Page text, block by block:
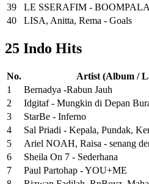
39
LE SSERAFIM - BOOMPALA
40
LISA, Anitta, Rema - Goals
25 Indo Hits
No.
Artist (Album /
1
Bernadya -Rabun Jauh
2
Idgitaf - Mungkin di Depan
3
StarBe - Inferno
4
Sal Priadi - Kepala, Pundak,
5
Ariel NOAH, Raisa - senang
6
Sheila On 7 - Sederhana
7
Paul Partohap - YOU+ME